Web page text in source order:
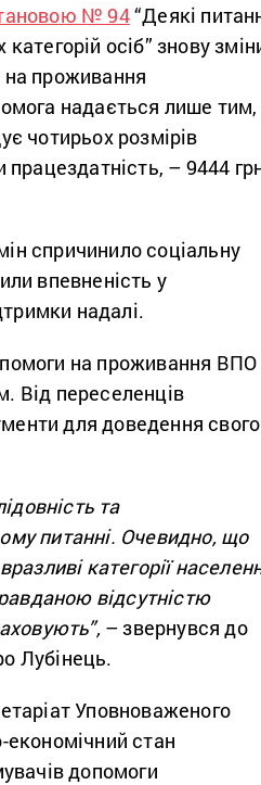
№ 94“Деякі
осіб” знову
на проживання
надається лише тим,
чотирьох розмірів
працездатність, – 9444
спричинило соціальну
впевненість у
надалі.
на проживання ВПО
Від переселенців
для доведення свого
та
питанні. Очевидно, що
категорії
відсутністю
– звернувся до
Лубінець.
Уповноваженого
економічний стан
допомоги